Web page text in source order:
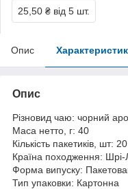
25,50 ₴ від 5 шт.
Опис
Опис
Різновид чаю: чорний
Маса нетто, г: 40
Кількість пакетиків, шт: 20
Країна походження: Шрі-
Форма випуску:
Тип упаковки: Картонна